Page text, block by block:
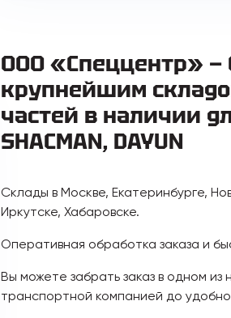
ООО «Спеццентр» —
крупнейшим
частей в наличии
SHACMAN, DAYUN
Склады в Москве, Екатеринбурге,
Иркутске, Хабаровске.
Оперативная обработка заказа и
Вы можете забрать заказ в одном
транспортной компанией до